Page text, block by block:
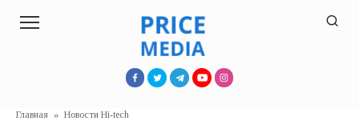
Главная » Новости Hi-tech